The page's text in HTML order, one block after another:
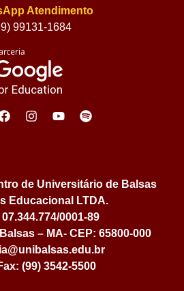
Atendimento
99131-1684
de Universitário de Balsas
Educacional LTDA.
0001-89
– MA- CEP: 65800-000
(99) 3542-5500